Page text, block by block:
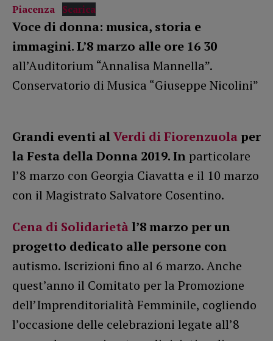
Piacenza Scarica
Voce di donna: musica, storia e
immagini. L’8 marzo alle ore 16 30
all’Auditorium “Annalisa Mannella”.
Conservatorio di Musica “Giuseppe Nicolini”
Grandi eventi alVerdi di Fiorenzuola per
la Festa della Donna 2019. In particolare
l’8 marzo con Georgia Ciavatta e il 10 marzo
con il Magistrato Salvatore Cosentino.
Cena di Solidarietàl’8 marzo per un
progetto dedicato alle persone con
autismo. Iscrizioni fino al 6 marzo. Anche
quest’anno il Comitato per la Promozione
dell’Imprenditorialità Femminile, cogliendo
l’occasione delle celebrazioni legate all’8